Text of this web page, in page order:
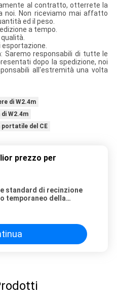
al contratto, otterrete la
noi. Non riceviamo mai affatto
ed il peso.
a tempo.
esportazione.
Saremo responsabili di tutte le
dopo la spedizione, noi
all'estremità una volta
di W2.4m
W2.4m
del CE
prezzo per
standard di recinzione
temporaneo della